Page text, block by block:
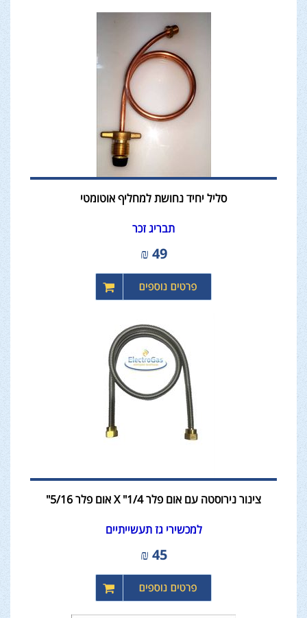
סליל יחיד נחושת למחליף אוטומטי
תבריג זכר
49
₪
צינור נירוסטה עם אום פלר 1/4" X אום פלר 5/16"
למכשירי גז תעשייתיים
45
₪